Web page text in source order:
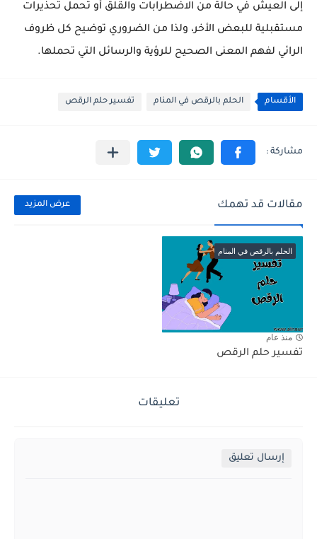
إلى العيش في حالة من الاضطرابات والقلق أو تحمل تحذيرات
مستقبلية للبعض الأخر، ولذا من الضروري توضيح كل ظروف
الرائي لفهم المعنى الصحيح للرؤية والرسائل التي تحملها.
الأقسام الحلم بالرقص في المنام تفسير حلم الرقص
مقالات قد تهمك عرض المزيد
الحلم بالرقص في المنام
منذ عام
تفسير حلم الرقص
تعليقات
إرسال تعليق